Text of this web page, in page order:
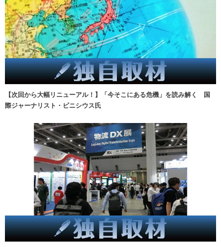
【次回から大幅リニューアル！】「今そこにある危機」を読み解く 国
際ジャーナリスト・ビニシウス氏